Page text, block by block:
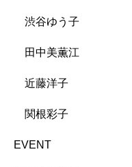
渋谷ゆう子
田中美薫江
近藤洋子
関根彩子
EVENT